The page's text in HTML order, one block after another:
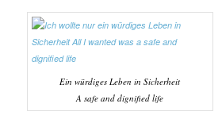
Ein würdiges Leben in Sicherheit
A safe and dignified life